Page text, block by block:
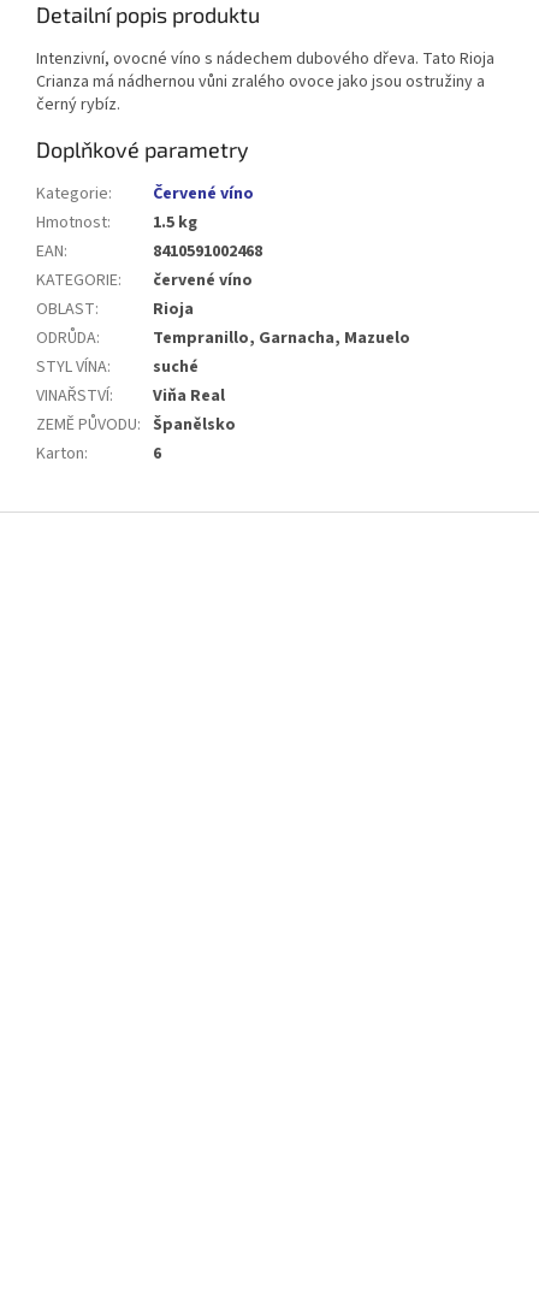
Detailní popis produktu
Intenzivní, ovocné víno s nádechem dubového dřeva. Tato Rioja
Crianza má nádhernou vůni zralého ovoce jako jsou ostružiny a
černý rybíz.
Doplňkové parametry
Kategorie:
Červené víno
Hmotnost:
1.5 kg
EAN:
8410591002468
KATEGORIE:
červené víno
OBLAST:
Rioja
ODRŮDA:
Tempranillo, Garnacha, Mazuelo
STYL VÍNA:
suché
VINAŘSTVÍ:
Viňa Real
ZEMĚ PŮVODU: Španělsko
Karton: 6